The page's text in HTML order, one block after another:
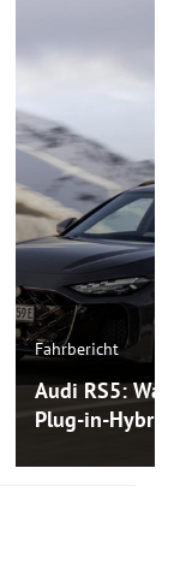
Fahrbericht
Audi RS5:
Plug-in-